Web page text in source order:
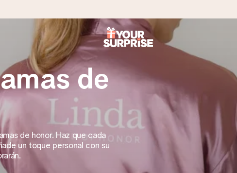
que lo entregues en el momento perfecto, cuando más importa.
Google Reviews.
de
de honor. Haz que cada
un toque personal con su